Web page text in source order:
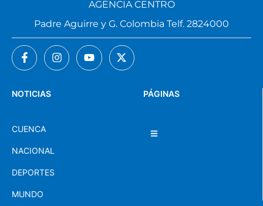
PÁGINAS
NOTICIAS
CUENCA
NACIONAL
DEPORTES
MUNDO
AGENCIA CENTRO
Padre Aguirre y G. Colombia Telf. 2824000